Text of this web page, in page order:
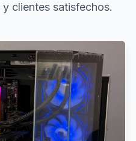
y clientes satisfechos.